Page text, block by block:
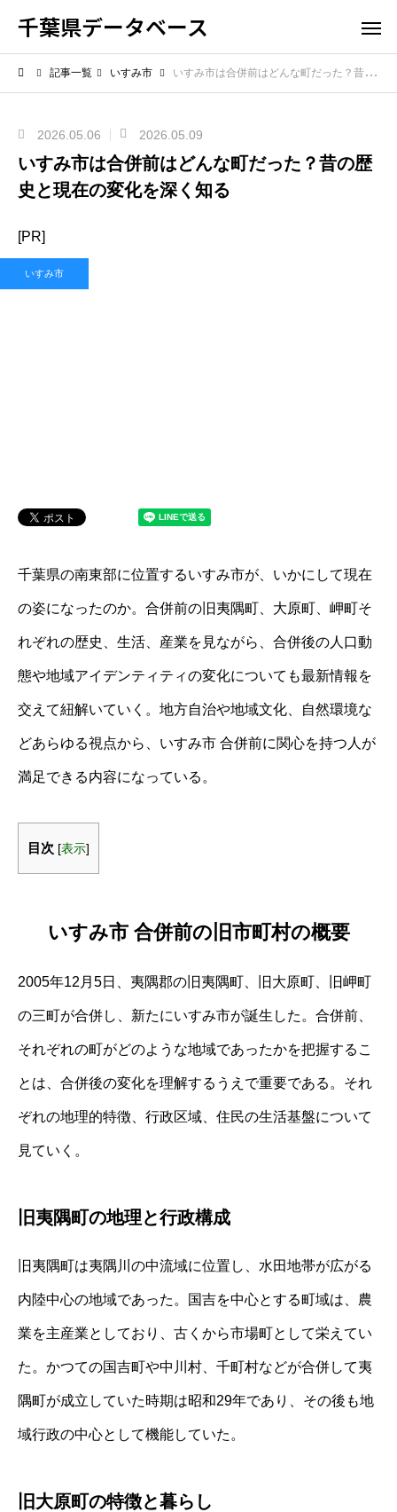
千葉県データベース
記事一覧 いすみ市 いすみ市は合併前はどんな町だった？昔の歴史と現在の変化を深く知る
2026.05.06 2026.05.09
いすみ市は合併前はどんな町だった？昔の歴
史と現在の変化を深く知る
[PR]
いすみ市
千葉県の南東部に位置するいすみ市が、いかにして現在
の姿になったのか。合併前の旧夷隅町、大原町、岬町そ
れぞれの歴史、生活、産業を見ながら、合併後の人口動
態や地域アイデンティティの変化についても最新情報を
交えて紐解いていく。地方自治や地域文化、自然環境な
どあらゆる視点から、いすみ市 合併前に関心を持つ人が
満足できる内容になっている。
目次 [表示]
いすみ市 合併前の旧市町村の概要
2005年12月5日、夷隅郡の旧夷隅町、旧大原町、旧岬町
の三町が合併し、新たにいすみ市が誕生した。合併前、
それぞれの町がどのような地域であったかを把握するこ
とは、合併後の変化を理解するうえで重要である。それ
ぞれの地理的特徴、行政区域、住民の生活基盤について
見ていく。
旧夷隅町の地理と行政構成
旧夷隅町は夷隅川の中流域に位置し、水田地帯が広がる
内陸中心の地域であった。国吉を中心とする町域は、農
業を主産業としており、古くから市場町として栄えてい
た。かつての国吉町や中川村、千町村などが合併して夷
隅町が成立していた時期は昭和29年であり、その後も地
域行政の中心として機能していた。
旧大原町の特徴と暮らし